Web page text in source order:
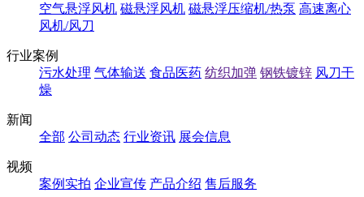
空气悬浮风机 磁悬浮风机 磁悬浮压缩机/热泵 高速离心
风机/风刀
行业案例
污水处理 气体输送 食品医药 纺织加弹 钢铁镀锌 风刀干
燥
新闻
全部 公司动态 行业资讯 展会信息
视频
案例实拍 企业宣传 产品介绍 售后服务